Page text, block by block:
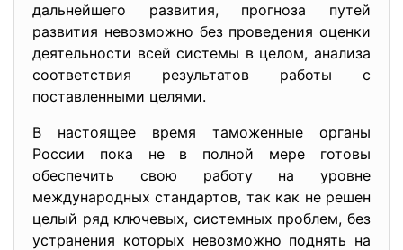
дальнейшего развития, прогноза путей
развития невозможно без проведения оценки
деятельности всей системы в целом, анализа
соответствия результатов работы с
поставленными целями.
В настоящее время таможенные органы
России пока не в полной мере готовы
обеспечить свою работу на уровне
международных стандартов, так как не решен
целый ряд ключевых, системных проблем, без
устранения которых невозможно поднять на